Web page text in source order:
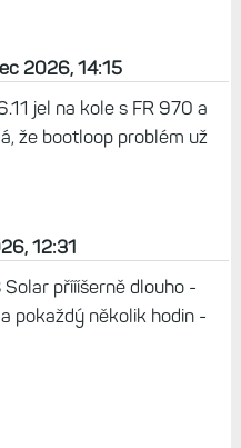
2026, 14:15
jel na kole s FR 970 a
že bootloop problém už
12:31
příííšerně dlouho -
pokaždý několik hodin -